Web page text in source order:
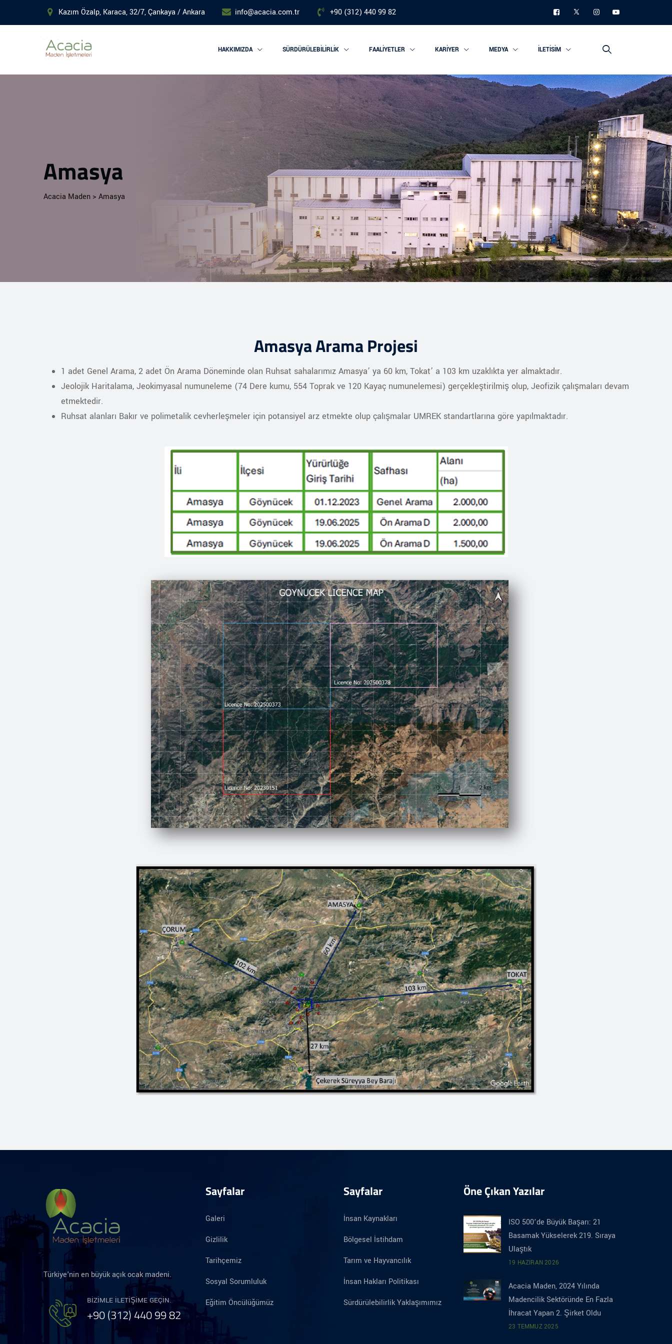
Kazım Özalp, Karaca, 32/7, Çankaya / Ankara info@acacia.com.tr +90 (312) 440 99 82
HAKKIMIZDA SÜRDÜRÜLEBILIRLIK FAALIYETLER KARIYER MEDYA İLETISIM
Amasya
Acacia Maden > Amasya
Amasya Arama Projesi
1 adet Genel Arama, 2 adet Ön Arama Döneminde olan Ruhsat sahalarımız Amasya’ ya 60 km, Tokat’ a 103 km uzaklıkta yer almaktadır.
Jeolojik Haritalama, Jeokimyasal numuneleme (74 Dere kumu, 554 Toprak ve 120 Kayaç numunelemesi) gerçekleştirilmiş olup, Jeofizik çalışmaları devam
etmektedir.
Ruhsat alanları Bakır ve polimetalik cevherleşmeler için potansiyel arz etmekte olup çalışmalar UMREK standartlarına göre yapılmaktadır.
Türkiye'nin en büyük açık ocak madeni.
BIZIMLE ILETIŞIME GEÇIN.
+90 (312) 440 99 82
Sayfalar
Galeri
Gizlilik
Tarihçemiz
Sosyal Sorumluluk
Eğitim Öncülüğümüz
Sayfalar
İnsan Kaynakları
Bölgesel İstihdam
Tarım ve Hayvancılık
İnsan Hakları Politikası
Sürdürülebilirlik Yaklaşımımız
Öne Çıkan Yazılar
ISO 500’de Büyük Başarı: 21
Basamak Yükselerek 219. Sıraya
Ulaştık
19 HAZIRAN 2026
Acacia Maden, 2024 Yılında
Madencilik Sektöründe En Fazla
İhracat Yapan 2. Şirket Oldu
23 TEMMUZ 2025